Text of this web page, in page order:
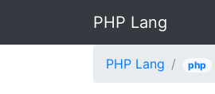
PHP Lang
PHP Lang php